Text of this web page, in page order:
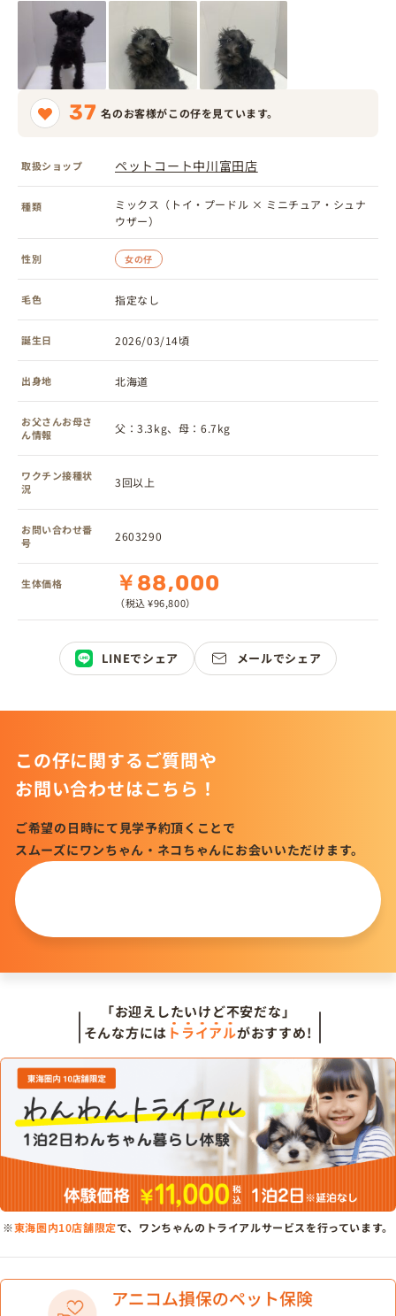
37 名のお客様がこの仔を見ています。
取扱ショップ ペットコート中川富田店
種類
ミックス（トイ・プードル × ミニチュア・シュナ
ウザー）
性別 女の仔
毛色 指定なし
誕生日 2026/03/14頃
出身地 北海道
お父さんお母さ
ん情報
父：3.3kg、母：6.7kg
ワクチン接種状
況
3回以上
お問い合わせ番
号
2603290
生体価格 ￥88,000
（税込 ¥96,800）
LINEでシェア メールでシェア
この仔に関するご質問や
お問い合わせはこちら！
ご希望の日時にて見学予約頂くことで
スムーズにワンちゃん・ネコちゃんにお会いいただけます。
「お迎えしたいけど不安だな」
そんな方には トライアルがおすすめ!
※東海圏内10店舗限定で、ワンちゃんのトライアルサービスを行っています。